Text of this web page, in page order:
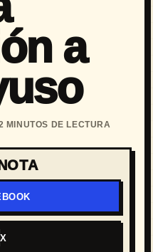
a
MINUTOS DE LECTURA
X